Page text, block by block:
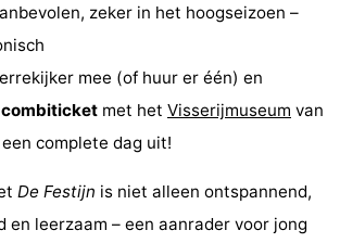
zeker in het hoogseizoen –
mee (of huur er één) en
combiticket met het Visserijmuseum van
complete dag uit!
De Festijn is niet alleen ontspannend,
en leerzaam – een aanrader voor jong